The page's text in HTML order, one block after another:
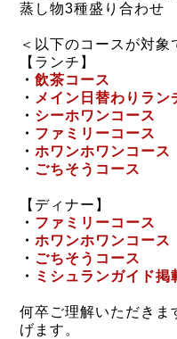
蒸し物3種盛り合わせ
＜以下のコースが対象
【ランチ】
・ 飲茶コース
・ メイン日替わりラン
・ シーホワンコース
・ ファミリーコース
・ ホワンホワンコース
・ ごちそうコース
【ディナー】
・ ファミリーコース
・ ホワンホワンコース
・ ごちそうコース
・ ミシュランガイド掲
何卒ご理解いただきま
げます。